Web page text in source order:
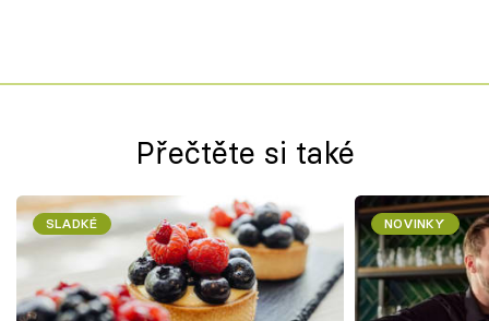
Přečtěte si také
SLADKÉ NOVINKY